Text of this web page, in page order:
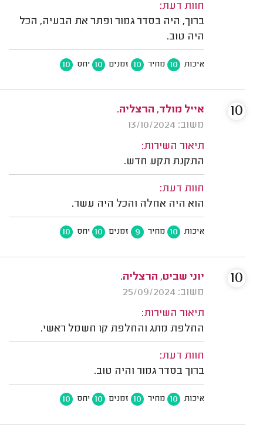
חוות דעת:
ברוך, היה בסדר גמור ופתר את הבעיה, הכל
היה טוב.
איכות 10 מחיר 10 זמנים 10 יחס 10
אייל מולד, הרצליה.
משוב: 13/10/2024
תיאור השירות:
התקנת תקע חדש.
חוות דעת:
הוא היה אחלה והכל היה עשר.
איכות 10 מחיר 9 זמנים 10 יחס 10
10
יוני שביט, הרצליה.
משוב: 25/09/2024
תיאור השירות:
החלפת מתג והחלפת קו חשמל ראשי.
חוות דעת:
ברוך בסדר גמור והיה טוב.
איכות 10 מחיר 10 זמנים 10 יחס 10
10